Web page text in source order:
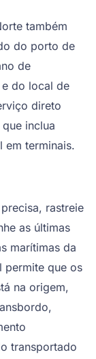
também
do porto de
de
do local de
direto
inclua
em terminais.
rastreie
as últimas
marítimas da
permite que os
na origem,
transportado